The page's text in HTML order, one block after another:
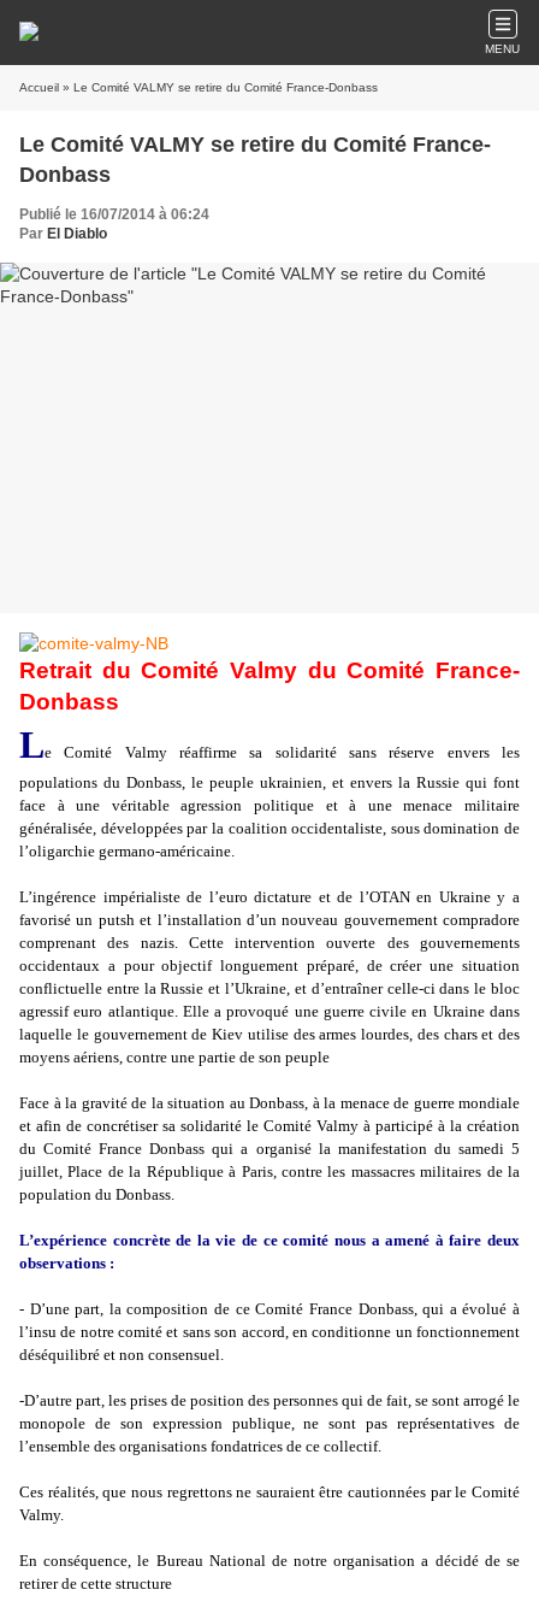
MENU
Accueil » Le Comité VALMY se retire du Comité France-Donbass
Le Comité VALMY se retire du Comité France-
Donbass
Publié le 16/07/2014 à 06:24
Par El Diablo
Retrait du Comité Valmy du Comité France-
Donbass
Le Comité Valmy réaffirme sa solidarité sans réserve envers les
populations du Donbass, le peuple ukrainien, et envers la Russie qui font
face à une véritable agression politique et à une menace militaire
généralisée, développées par la coalition occidentaliste, sous domination de
l’oligarchie germano-américaine.
L’ingérence impérialiste de l’euro dictature et de l’OTAN en Ukraine y a
favorisé un putsh et l’installation d’un nouveau gouvernement compradore
comprenant des nazis. Cette intervention ouverte des gouvernements
occidentaux a pour objectif longuement préparé, de créer une situation
conflictuelle entre la Russie et l’Ukraine, et d’entraîner celle-ci dans le bloc
agressif euro atlantique. Elle a provoqué une guerre civile en Ukraine dans
laquelle le gouvernement de Kiev utilise des armes lourdes, des chars et des
moyens aériens, contre une partie de son peuple
Face à la gravité de la situation au Donbass, à la menace de guerre mondiale
et afin de concrétiser sa solidarité le Comité Valmy à participé à la création
du Comité France Donbass qui a organisé la manifestation du samedi 5
juillet, Place de la République à Paris, contre les massacres militaires de la
population du Donbass.
L’expérience concrète de la vie de ce comité nous a amené à faire deux
observations :
- D’une part, la composition de ce Comité France Donbass, qui a évolué à
l’insu de notre comité et sans son accord, en conditionne un fonctionnement
déséquilibré et non consensuel.
-D’autre part, les prises de position des personnes qui de fait, se sont arrogé le
monopole de son expression publique, ne sont pas représentatives de
l’ensemble des organisations fondatrices de ce collectif.
Ces réalités, que nous regrettons ne sauraient être cautionnées par le Comité
Valmy.
En conséquence, le Bureau National de notre organisation a décidé de se
retirer de cette structure